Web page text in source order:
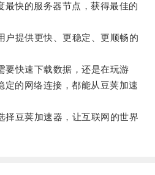
最快的服务器节点，获得最佳的
提供更快、更稳定、更顺畅的
快速下载数据，还是在玩游
定的网络连接，都能从豆荚加速
豆荚加速器，让互联网的世界